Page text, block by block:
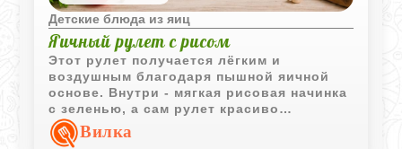
Детские блюда из яиц
Яичный рулет с рисом
Этот рулет получается лёгким и
воздушным благодаря пышной яичной
основе. Внутри - мягкая рисовая начинка
с зеленью, а сам рулет красиво
смотрится в нарезке и подходит как для
обеда, так и для детского перекуса.
Вилка